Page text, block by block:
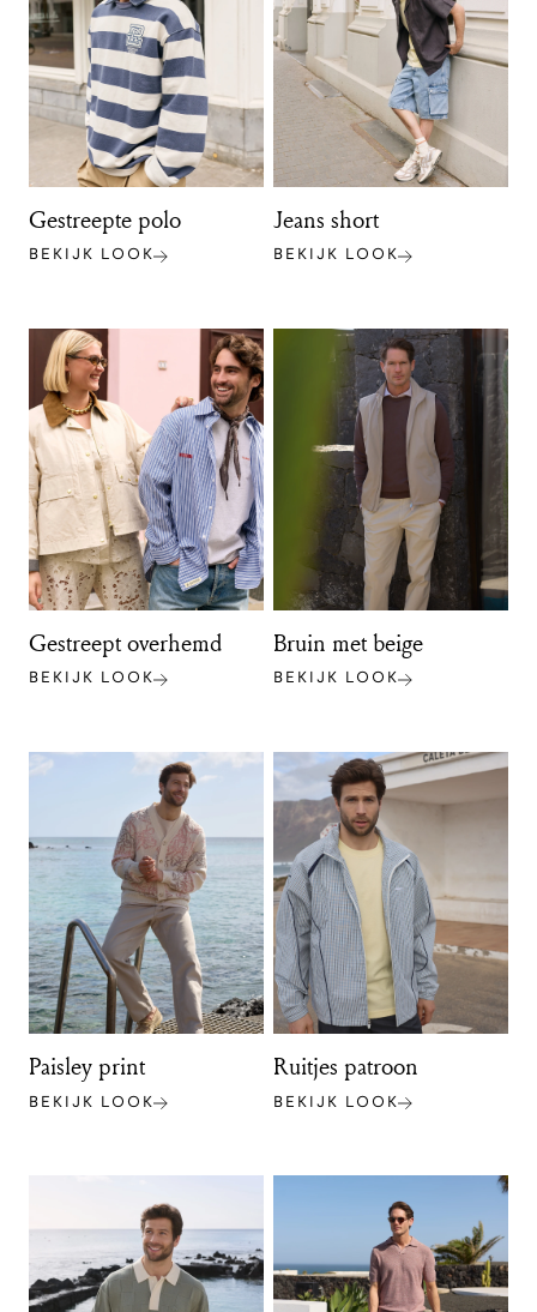
Gestreepte polo
BEKIJK LOOK
Jeans short
BEKIJK LOOK
Gestreept overhemd
BEKIJK LOOK
Bruin met beige
BEKIJK LOOK
Paisley print
BEKIJK LOOK
Ruitjes patroon
BEKIJK LOOK